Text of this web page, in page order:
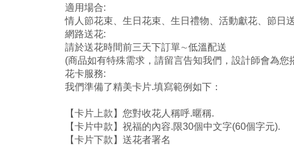
適用場合:
情人節花束、生日花束、生日禮物、活動獻花、節日
網路送花:
請於送花時間前三天下訂單∼低溫配送
(商品如有特殊需求，請留言告知我們，設計師會為您
花卡服務:
我們準備了精美卡片.填寫範例如下：
【卡片上款】您對收花人稱呼.暱稱.
【卡片中款】祝福的內容.限30個中文字(60個字元).
【卡片下款】送花者署名